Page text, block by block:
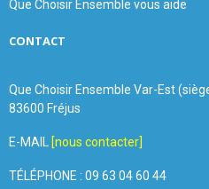
Que Choisir Ensemble vous aide
CONTACT
Que Choisir Ensemble Var-Est
83600 Fréjus
E-MAIL [nous contacter]
TÉLÉPHONE : 09 63 04 60 44